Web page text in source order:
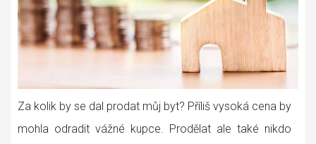
Za kolik by se dal prodat můj byt? Příliš vysoká cena by
mohla odradit vážné kupce. Prodělat ale také nikdo